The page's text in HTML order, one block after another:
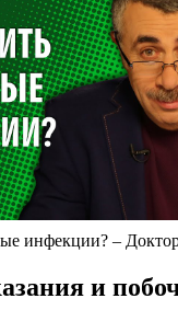
инфекции? –
и